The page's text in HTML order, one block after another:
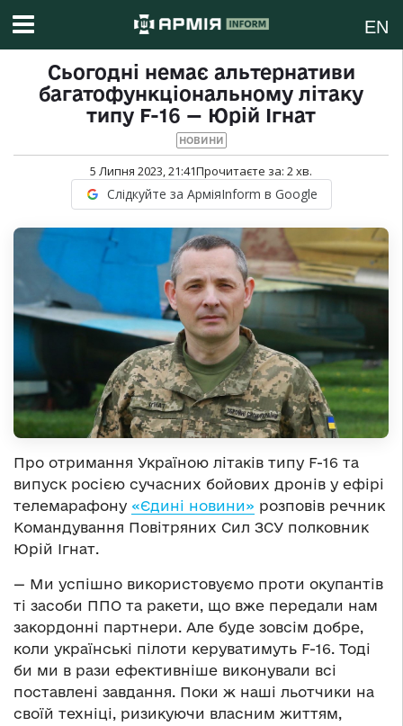
EN
Сьогодні немає альтернативи
багатофункціональному літаку
типу F-16 — Юрій Ігнат
НОВИНИ
5 Липня 2023, 21:41Прочитаєте за: 2хв.
Слідкуйте за АрміяInform в Google
Про отримання Україною літаків типу F-16 та
випуск росією сучасних бойових дронів у ефірі
телемарафону «Єдині новини» розповів речник
Командування Повітряних Сил ЗСУ полковник
Юрій Ігнат.
— Ми успішно використовуємо проти окупантів
ті засоби ППО та ракети, що вже передали нам
закордонні партнери. Але буде зовсім добре,
коли українські пілоти керуватимуть F-16. Тоді
би ми в рази ефективніше виконували всі
поставлені завдання. Поки ж наші льотчики на
своїй техніці, ризикуючи власним життям,